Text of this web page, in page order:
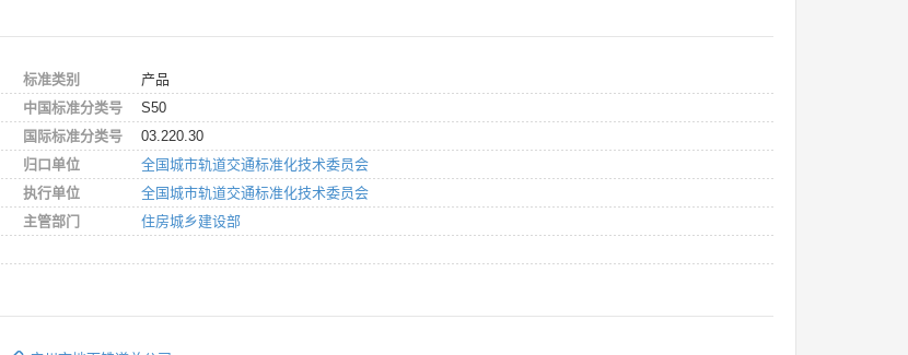
标准类别
产品
中国标准分类号
S50
国际标准分类号
03.220.30
归口单位
全国城市轨道交通标准化技术委员会
执行单位
全国城市轨道交通标准化技术委员会
主管部门
住房城乡建设部